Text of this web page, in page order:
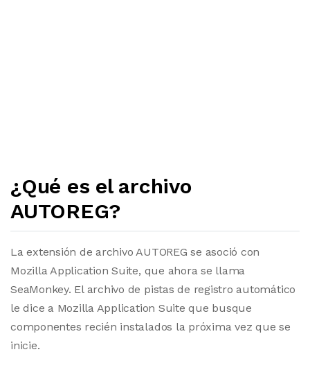
¿Qué es el archivo
AUTOREG?
La extensión de archivo AUTOREG se asoció con
Mozilla Application Suite, que ahora se llama
SeaMonkey. El archivo de pistas de registro automático
le dice a Mozilla Application Suite que busque
componentes recién instalados la próxima vez que se
inicie.